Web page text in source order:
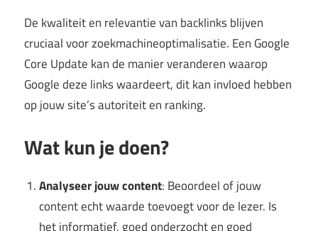
De kwaliteit en relevantie van backlinks blijven
cruciaal voor zoekmachineoptimalisatie. Een Google
Core Update kan de manier veranderen waarop
Google deze links waardeert, dit kan invloed hebben
op jouw site’s autoriteit en ranking.
Wat kun je doen?
Analyseer jouw content: Beoordeel of jouw
content echt waarde toevoegt voor de lezer. Is
het informatief, goed onderzocht en goed